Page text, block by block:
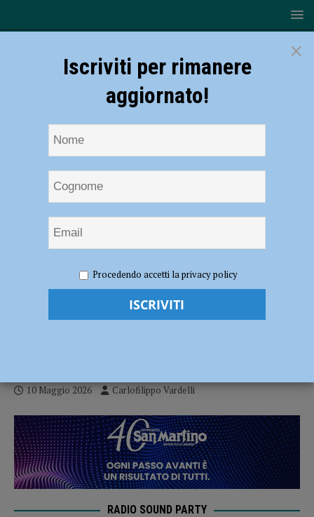
con il sorriso: espugnato il PalaPanini (1-3)
Volley, Serie B – Canottieri Ongina chiude
10 Maggio 2026 Carlofilippo Vardelli
RADIO SOUND PARTY
×
Iscriviti per rimanere
aggiornato!
Procedendo accetti la privacy policy